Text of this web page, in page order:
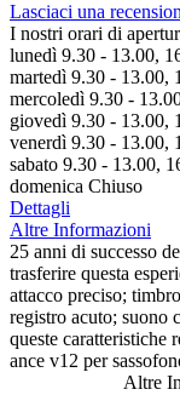
Lasciaci una
I nostri orari di
lunedì 9.30 - 13.00,
martedì 9.30 - 13.00,
mercoledì 9.30 -
giovedì 9.30 - 13.00,
venerdì 9.30 - 13.00,
sabato 9.30 - 13.00,
domenica Chiuso
Dettagli
Altre Informazioni
25 anni di successo
trasferire questa
attacco preciso;
registro acuto; suono
queste caratteristiche
ance v12 per
Altre